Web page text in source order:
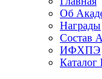
Об
Награды
Состав
ИФХПЭ
Каталог